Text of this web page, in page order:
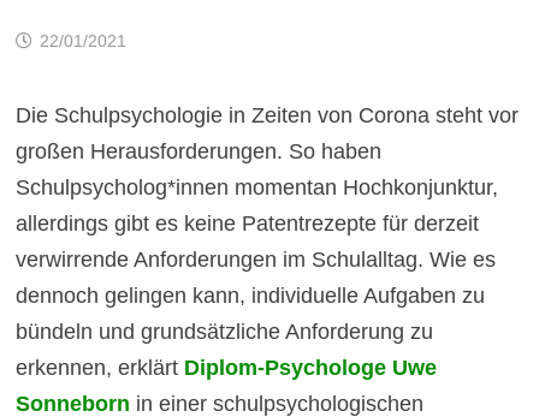
22/01/2021
Die Schulpsychologie in Zeiten von Corona steht vor
großen Herausforderungen. So haben
Schulpsycholog*innen momentan Hochkonjunktur,
allerdings gibt es keine Patentrezepte für derzeit
verwirrende Anforderungen im Schulalltag. Wie es
dennoch gelingen kann, individuelle Aufgaben zu
bündeln und grundsätzliche Anforderung zu
erkennen, erklärt Diplom-Psychologe Uwe
Sonneborn in einer schulpsychologischen